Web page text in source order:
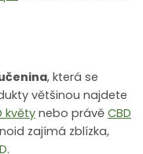
, která se
většinou najdete
květy nebo právě CBD
zajímá zblízka,
.